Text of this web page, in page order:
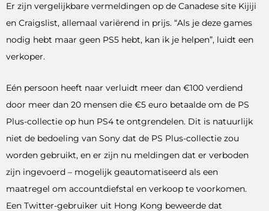
Er zijn vergelijkbare vermeldingen op de Canadese site Kijiji
en Craigslist, allemaal variërend in prijs. “Als je deze games
nodig hebt maar geen PS5 hebt, kan ik je helpen”, luidt een
verkoper.
Eén persoon heeft naar verluidt meer dan €100 verdiend
door meer dan 20 mensen die €5 euro betaalde om de PS
Plus-collectie op hun PS4 te ontgrendelen. Dit is natuurlijk
niet de bedoeling van Sony dat de PS Plus-collectie zou
worden gebruikt, en er zijn nu meldingen dat er verboden
zijn ingevoerd – mogelijk geautomatiseerd als een
maatregel om accountdiefstal en verkoop te voorkomen.
Een Twitter-gebruiker uit Hong Kong beweerde dat